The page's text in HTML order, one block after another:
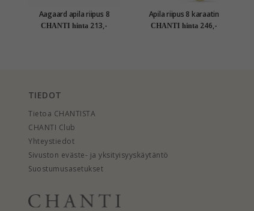
Aagaard apila riipus 8
karaatin kultaa
CHANTI hinta 213,-
Apila riipus 8 karaatin
kultaa
CHANTI hinta 246,-
TIEDOT
Tietoa CHANTISTA
CHANTI Club
Yhteystiedot
Sivuston eväste- ja yksityisyyskäytäntö
Suostumusasetukset